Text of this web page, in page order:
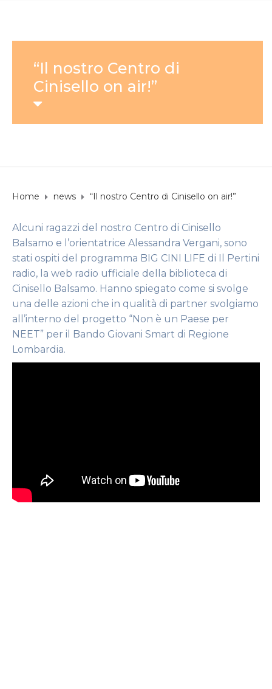
“Il nostro Centro di
Cinisello on air!”
Home news “Il nostro Centro di Cinisello on air!”
Alcuni ragazzi del nostro Centro di Cinisello
Balsamo e l’orientatrice Alessandra Vergani, sono
stati ospiti del programma BIG CINI LIFE di Il Pertini
radio, la web radio ufficiale della biblioteca di
Cinisello Balsamo. Hanno spiegato come si svolge
una delle azioni che in qualità di partner svolgiamo
all’interno del progetto “Non è un Paese per
NEET” per il Bando Giovani Smart di Regione
Lombardia.